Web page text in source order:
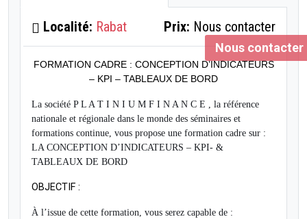
Nous contacter
Localité: Rabat Prix: Nous contacter
FORMATION CADRE : CONCEPTION D’INDICATEURS
– KPI – TABLEAUX DE BORD
La société P L A T I N I U M F I N A N C E , la référence
nationale et régionale dans le monde des séminaires et
formations continue, vous propose une formation cadre sur :
LA CONCEPTION D’INDICATEURS – KPI- &
TABLEAUX DE BORD
OBJECTIF :
À l’issue de cette formation, vous serez capable de :